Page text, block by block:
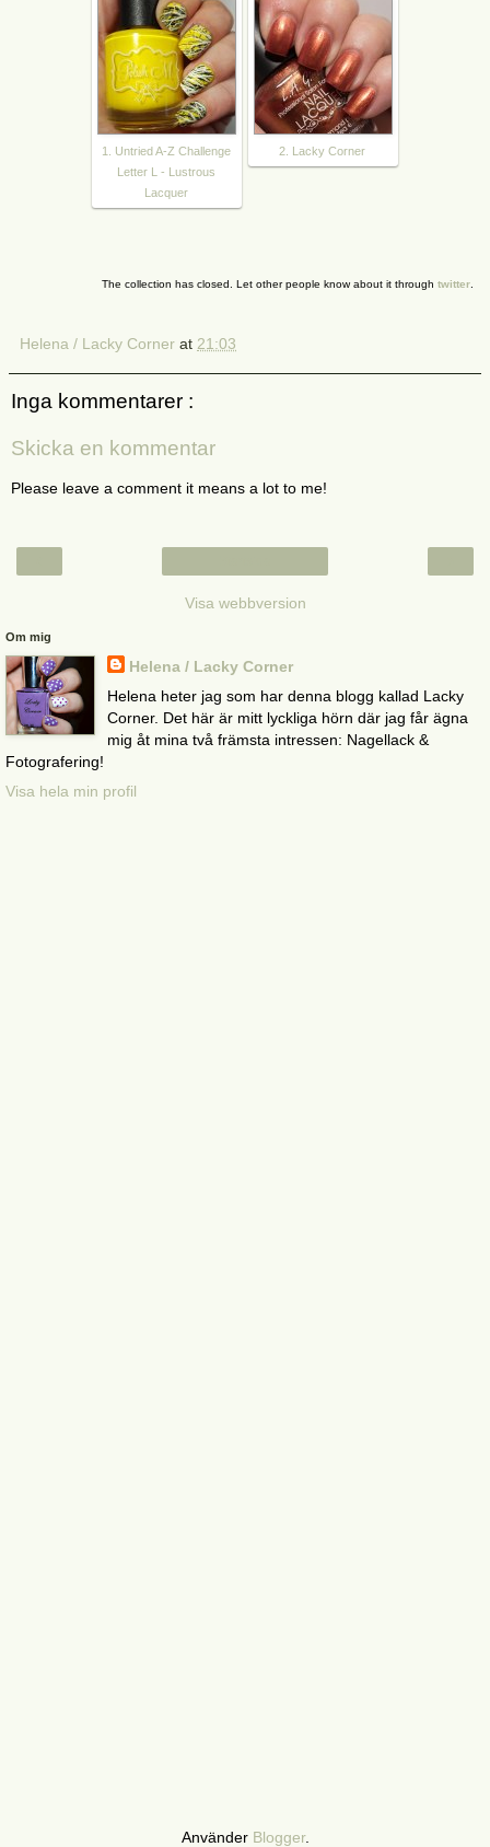
1. Untried A-Z Challenge
Letter L - Lustrous
Lacquer
2. Lacky Corner
The collection has closed. Let other people know about it through twitter
Helena / Lacky Corner at 21:03
Inga kommentarer :
Skicka en kommentar
Please leave a comment it means a lot to me!
Visa webbversion
Om mig
Helena / Lacky Corner
Helena heter jag som har denna blogg kallad Lacky
Corner. Det här är mitt lyckliga hörn där jag får ägna
mig åt mina två främsta intressen: Nagellack &
Fotografering!
Visa hela min profil
Använder Blogger.